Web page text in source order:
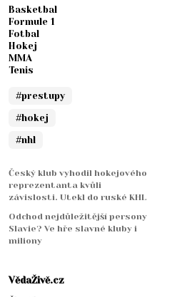
Basketbal
Formule 1
Fotbal
Hokej
MMA
Tenis
#prestupy
#hokej
#nhl
Český klub vyhodil hokejového
reprezentanta kvůli
závislosti. Utekl do ruské KHL
Odchod nejdůležitější persony
Slavie? Ve hře slavné kluby i
miliony
VědaŽivě.cz